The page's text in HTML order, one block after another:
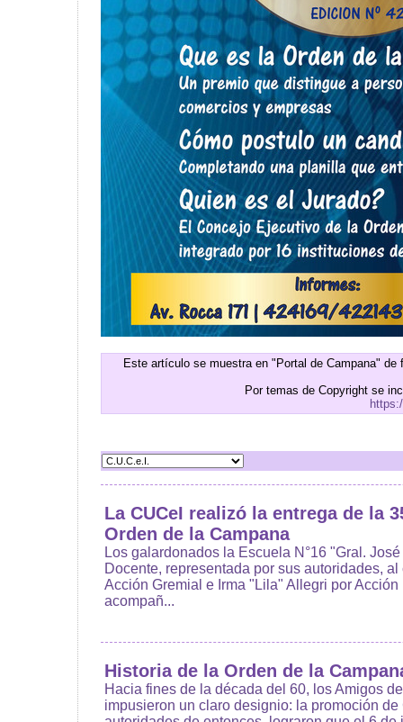
Este artículo se muestra en "Portal de Campana"
Por temas de Copyright se
La CUCeI realizó la entrega de la
Orden de la Campana
Los galardonados la Escuela N°16 "Gral.
Docente, representada por sus autoridades,
Acción Gremial e Irma "Lila" Allegri por
acompañ...
Historia de la Orden de la
Hacia fines de la década del 60, los Amigos
impusieron un claro designio: la promoción de